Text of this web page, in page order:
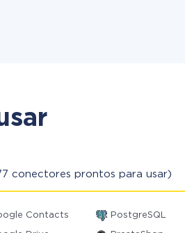
conectores prontos para usar)
Contacts PostgreSQL